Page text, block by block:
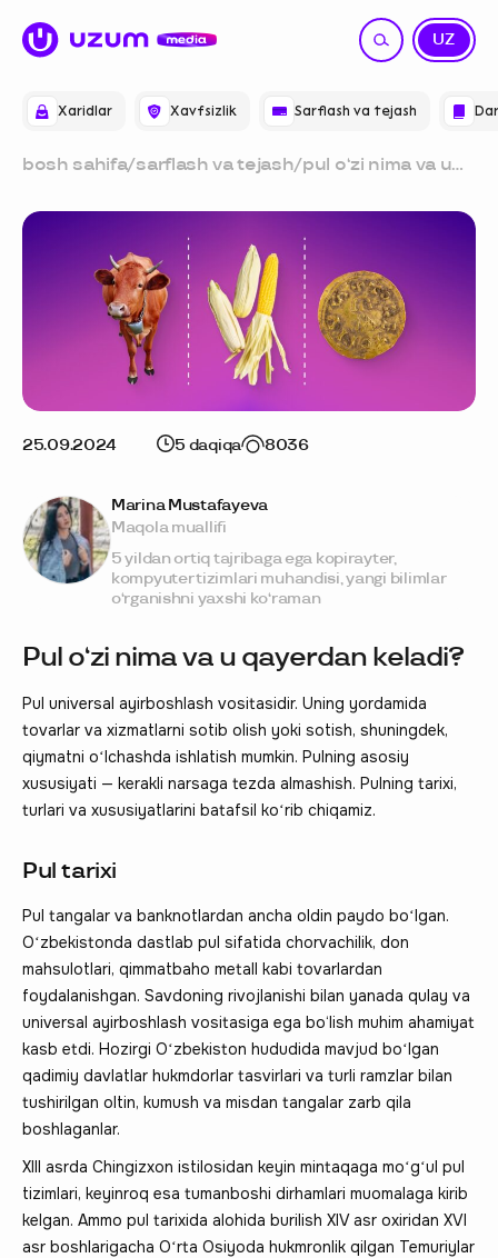
Xaridlar Xavfsizlik Sarflash va tejash
UZ
RU
bosh sahifa/sarflash va tejash/pul oʻzi nima va u
25.09.2024 5 daqiqa 8036
Pul oʻzi nima va u qayerdan keladi?
Pul universal ayirboshlash vositasidir. Uning yordamida
tovarlar va xizmatlarni sotib olish yoki sotish, shuningdek,
qiymatni oʻlchashda ishlatish mumkin. Pulning asosiy
xususiyati — kerakli narsaga tezda almashish. Pulning tarixi,
turlari va xususiyatlarini batafsil koʻrib chiqamiz.
Pul tarixi
Pul tangalar va banknotlardan ancha oldin paydo boʻlgan.
Oʻzbekistonda dastlab pul sifatida chorvachilik, don
mahsulotlari, qimmatbaho metall kabi tovarlardan
foydalanishgan. Savdoning rivojlanishi bilan yanada qulay va
universal ayirboshlash vositasiga ega bo‘lish muhim ahamiyat
kasb etdi. Hozirgi Oʻzbekiston hududida mavjud boʻlgan
qadimiy davlatlar hukmdorlar tasvirlari va turli ramzlar bilan
tushirilgan oltin, kumush va misdan tangalar zarb qila
boshlaganlar.
XIII asrda Chingizxon istilosidan keyin mintaqaga moʻgʻul pul
tizimlari, keyinroq esa tumanboshi dirhamlari muomalaga kirib
kelgan. Ammo pul tarixida alohida burilish ХIV asr oxiridan ХVI
asr boshlarigacha Oʻrta Osiyoda hukmronlik qilgan Temuriylar
Marina Mustafayeva
Maqola muallifi
5 yildan ortiq tajribaga ega kopirayter,
kompyuter tizimlari muhandisi, yangi bilimlar
o‘rganishni yaxshi ko‘raman